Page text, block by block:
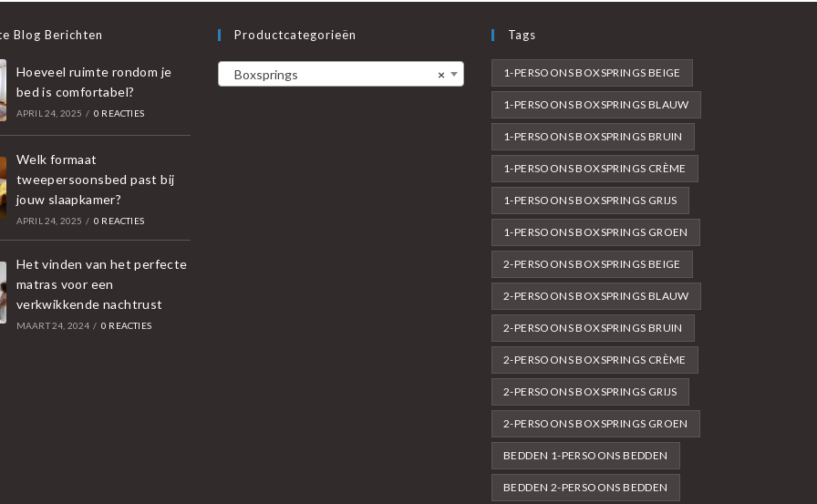
Blog Berichten
Hoeveel ruimte rondom je
bed is comfortabel?
APRIL 24, 2025 / 0 REACTIES
Welk formaat
tweepersoonsbed past bij
jouw slaapkamer?
APRIL 24, 2025 / 0 REACTIES
Het vinden van het perfecte
matras voor een
verkwikkende nachtrust
MAART 24, 2024 / 0 REACTIES
Productcategorieën
×
Boxsprings
Tags
1-PERSOONS BOXSPRINGS BEIGE
1-PERSOONS BOXSPRINGS BLAUW
1-PERSOONS BOXSPRINGS BRUIN
1-PERSOONS BOXSPRINGS CRÈME
1-PERSOONS BOXSPRINGS GRIJS
1-PERSOONS BOXSPRINGS GROEN
2-PERSOONS BOXSPRINGS BEIGE
2-PERSOONS BOXSPRINGS BLAUW
2-PERSOONS BOXSPRINGS BRUIN
2-PERSOONS BOXSPRINGS CRÈME
2-PERSOONS BOXSPRINGS GRIJS
2-PERSOONS BOXSPRINGS GROEN
BEDDEN 1-PERSOONS BEDDEN
BEDDEN 2-PERSOONS BEDDEN